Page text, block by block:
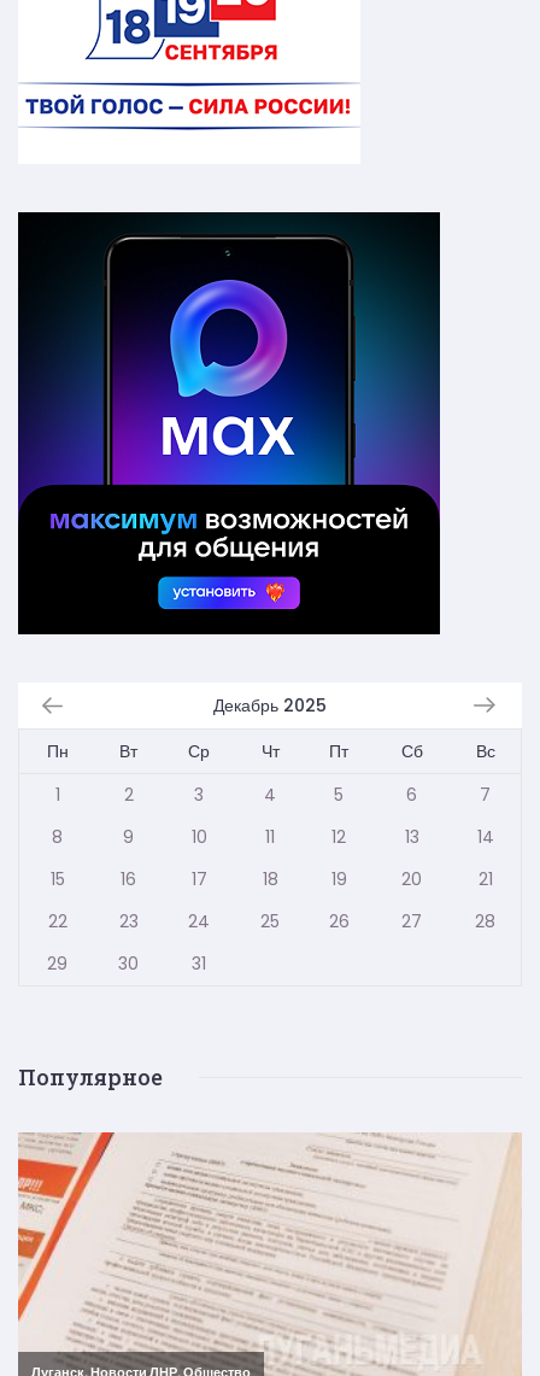
Декабрь 2025
Пн
Вт Ср Чт Пт Сб
Вс
1
2 3 4 5 6
7
8
9 10 11 12 13
14
15
16 17 18 19 20
21
22
23 24 25 26 27
28
29
30 31
Популярное